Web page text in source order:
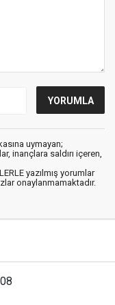
uymayan;
inançlara saldırı içeren,
yazılmış yorumlar
onaylanmamaktadır.